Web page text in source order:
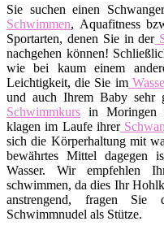
Sie suchen einen
Schwimmen, Aquafitness
Sportarten, denen Sie in der
nachgehen können!
wie bei kaum einem
Leichtigkeit, die Sie im
und auch Ihrem Baby sehr
Schwimmkurs in Moringen
klagen im Laufe ihrer
sich die Körperhaltung mit
bewährtes Mittel dagegen
Wasser. Wir empfehlen
schwimmen, da dies Ihr
anstrengend, fragen Sie
Schwimmnudel als Stütze.